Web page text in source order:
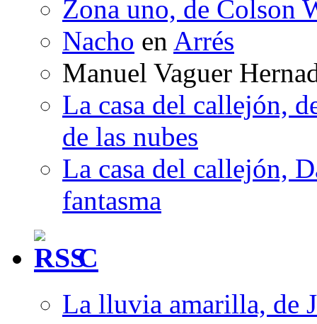
Zona uno, de Colson
Nacho en Arrés
Manuel Vaguer
La casa del callejón,
de las nubes
La casa del callejón,
fantasma
C
La lluvia amarilla, de